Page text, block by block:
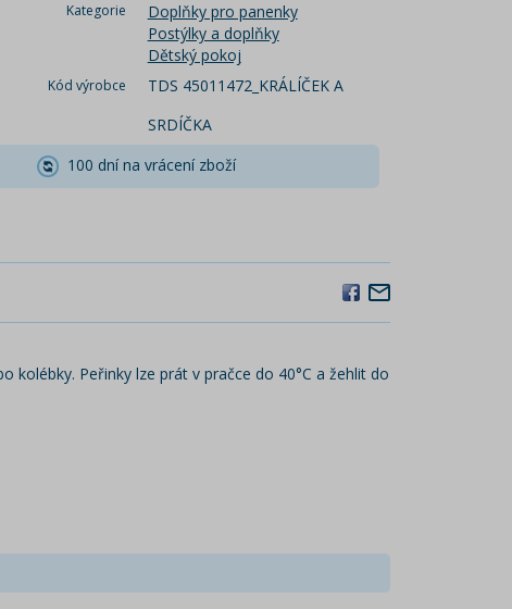
Kategorie
Doplňky pro panenky
Postýlky a doplňky
Dětský pokoj
Kód výrobce
TDS 45011472_KRÁLÍČEK A
SRDÍČKA
100 dní na vrácení zboží
Peřinky lze prát v pračce do 40°C a žehlit do